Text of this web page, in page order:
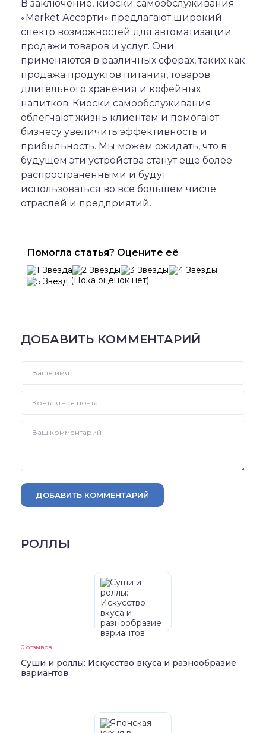
В заключение, киоски самообслуживания
«Market Ассорти» предлагают широкий
спектр возможностей для автоматизации
продажи товаров и услуг. Они
применяются в различных сферах, таких как
продажа продуктов питания, товаров
длительного хранения и кофейных
напитков. Киоски самообслуживания
облегчают жизнь клиентам и помогают
бизнесу увеличить эффективность и
прибыльность. Мы можем ожидать, что в
будущем эти устройства станут еще более
распространенными и будут
использоваться во все большем числе
отраслей и предприятий.
Помогла статья? Оцените её
(Пока оценок нет)
ДОБАВИТЬ КОММЕНТАРИЙ
ДОБАВИТЬ КОММЕНТАРИЙ
РОЛЛЫ
0 отзывов
Суши и роллы: Искусство вкуса и разнообразие
вариантов